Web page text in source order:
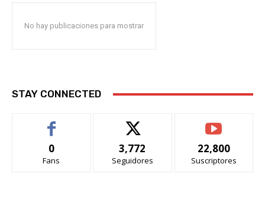
No hay publicaciones para mostrar
STAY CONNECTED
0
Fans
3,772
Seguidores
22,800
Suscriptores